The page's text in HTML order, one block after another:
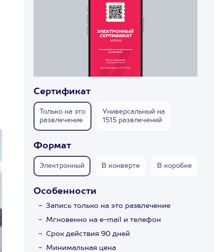
Сертификат
Только на это
развлечение
Универсальный на
1515 развлечений
Формат
Электронный В конверте В коробке
Особенности
Запись только на это развлечение
Мгновенно на e-mail и телефон
Срок действия 90 дней
Минимальная цена